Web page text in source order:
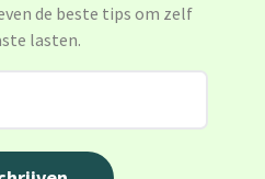
de beste tips om zelf
lasten.